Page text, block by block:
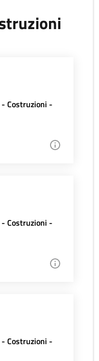
Costruzioni -
Costruzioni -
Costruzioni -